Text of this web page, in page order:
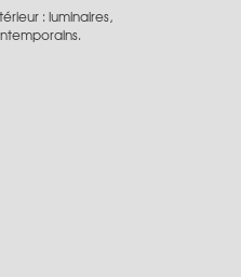
: luminaires,